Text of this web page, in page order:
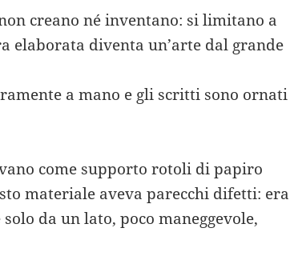
creano né inventano: si limitano a
elaborata diventa un’arte dal grande
a mano e gli scritti sono ornati
come supporto rotoli di papiro
materiale aveva parecchi difetti: era
da un lato, poco maneggevole,